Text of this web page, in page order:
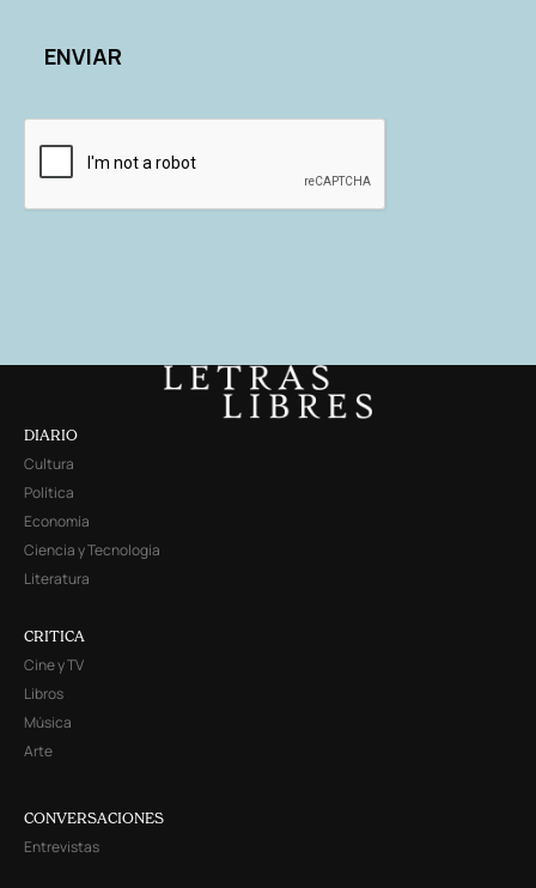
DIARIO
Cultura
Política
Economía
Ciencia y Tecnología
Literatura
CRITICA
Cine y TV
Libros
Música
Arte
CONVERSACIONES
Entrevistas